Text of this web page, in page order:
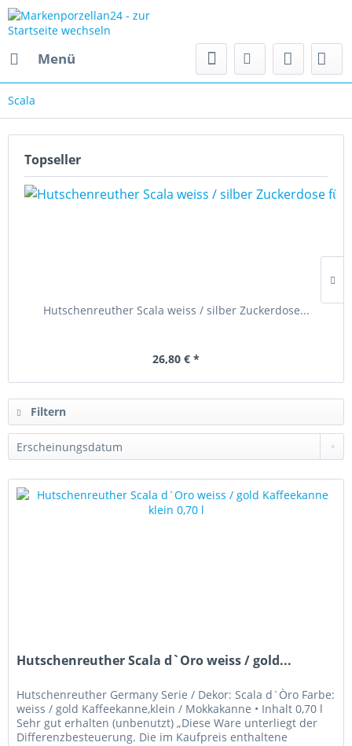
Menü
Scala
Topseller
Hutschenreuther Scala weiss / silber Zuckerdose...
26,80 € *
Filtern
Hutschenreuther Scala d`Oro weiss / gold...
Hutschenreuther Germany Serie / Dekor: Scala d`Òro Farbe:
weiss / gold Kaffeekanne,klein / Mokkakanne • Inhalt 0,70 l
Sehr gut erhalten (unbenutzt) „Diese Ware unterliegt der
Differenzbesteuerung. Die im Kaufpreis enthaltene